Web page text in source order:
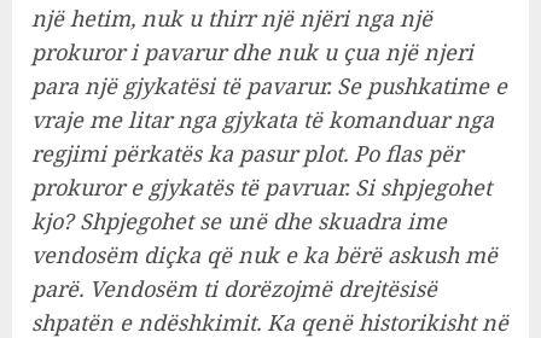
një hetim, nuk u thirr një njëri nga një
prokuror i pavarur dhe nuk u çua një njeri
para një gjykatësi të pavarur. Se pushkatime e
vraje me litar nga gjykata të komanduar nga
regjimi përkatës ka pasur plot. Po flas për
prokuror e gjykatës të pavruar. Si shpjegohet
kjo? Shpjegohet se unë dhe skuadra ime
vendosëm diçka që nuk e ka bërë askush më
parë. Vendosëm ti dorëzojmë drejtësisë
shpatën e ndëshkimit. Ka qenë historikisht në